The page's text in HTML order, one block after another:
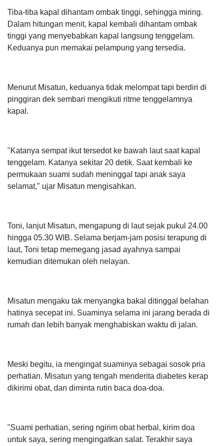
Tiba-tiba kapal dihantam ombak tinggi, sehingga miring.
Dalam hitungan menit, kapal kembali dihantam ombak
tinggi yang menyebabkan kapal langsung tenggelam.
Keduanya pun memakai pelampung yang tersedia.
Menurut Misatun, keduanya tidak melompat tapi berdiri di
pinggiran dek sembari mengikuti ritme tenggelamnya
kapal.
"Katanya sempat ikut tersedot ke bawah laut saat kapal
tenggelam. Katanya sekitar 20 detik. Saat kembali ke
permukaan suami sudah meninggal tapi anak saya
selamat," ujar Misatun mengisahkan.
Toni, lanjut Misatun, mengapung di laut sejak pukul 24.00
hingga 05.30 WIB. Selama berjam-jam posisi terapung di
laut, Toni tetap memegang jasad ayahnya sampai
kemudian ditemukan oleh nelayan.
Misatun mengaku tak menyangka bakal ditinggal belahan
hatinya secepat ini. Suaminya selama ini jarang berada di
rumah dan lebih banyak menghabiskan waktu di jalan.
Meski begitu, ia mengingat suaminya sebagai sosok pria
perhatian. Misatun yang tengah menderita diabetes kerap
dikirimi obat, dan diminta rutin baca doa-doa.
"Suami perhatian, sering ngirim obat herbal, kirim doa
untuk saya, sering mengingatkan salat. Terakhir saya